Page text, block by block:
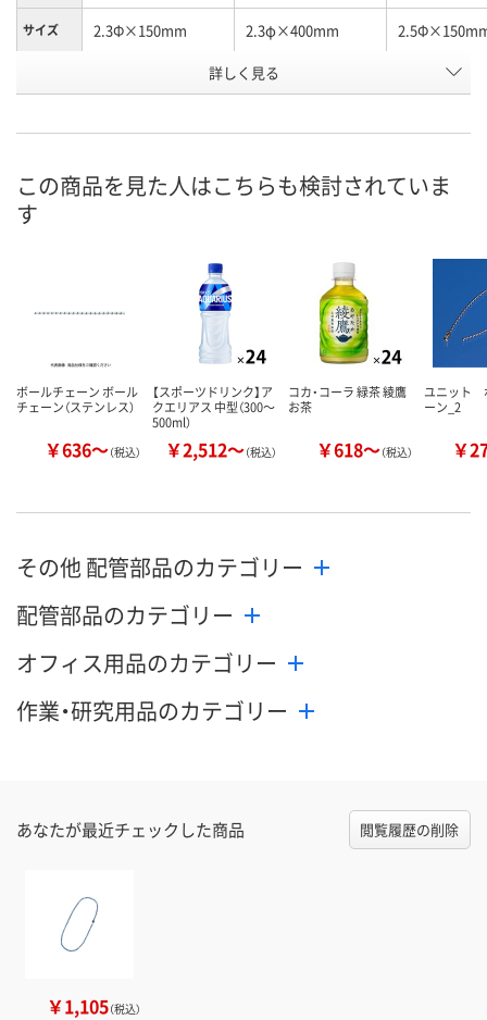
サイズ 2.3Φ×150mm 2.3φ×400mm
7410744 7410379
カゴへ
詳しく見る
この商品を見た人はこちらも検討されていま
す
ボールチェーン ボール
チェーン（ステンレス）
￥636～（税込）
【スポーツドリンク】ア
クエリアス 中型（300～
500ml）
￥2,512～（税込）
コカ・コーラ 緑茶 綾鷹
お茶
￥618～（税込）
ユニット
ーン_2
￥
その他 配管部品のカテゴリー
配管部品のカテゴリー
オフィス用品のカテゴリー
作業・研究用品のカテゴリー
あなたが最近チェックした商品 閲覧履歴の削除
￥1,105（税込）